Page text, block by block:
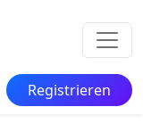
Registrieren